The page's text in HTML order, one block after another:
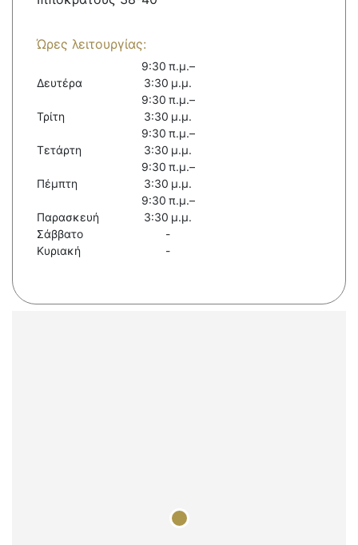
Ώρες λειτουργίας:
Δευτέρα
9:30 π.μ.–
3:30 μ.μ.
Τρίτη
9:30 π.μ.–
3:30 μ.μ.
Τετάρτη
9:30 π.μ.–
3:30 μ.μ.
Πέμπτη
9:30 π.μ.–
3:30 μ.μ.
Παρασκευή
9:30 π.μ.–
3:30 μ.μ.
Σάββατο
-
Κυριακή
-